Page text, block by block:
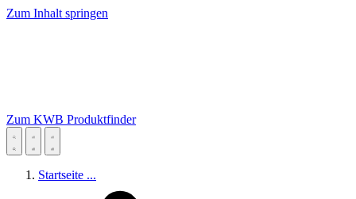
Zum Inhalt springen
Zum KWB Produktfinder
Startseite ...